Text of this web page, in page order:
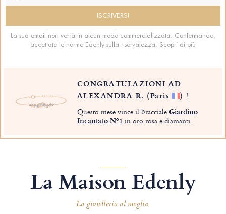
La sua email non verrà in alcun modo commercializzata. Confermando,
accettate le norme Edenly sulla riservatezza. Scopri di più
CONGRATULAZIONI AD
ALEXANDRA R. (Paris ) !
Questo mese vince il braccialeGiardino
Incantato Nº1 in oro rosa e diamanti.
La Maison Edenly
La gioielleria al meglio.